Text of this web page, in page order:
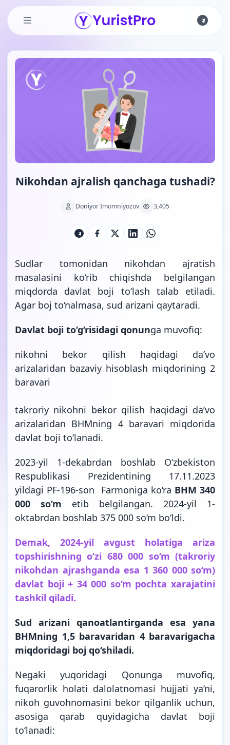
Skip to main content
Nikohdan ajralish qanchaga tushadi?
Doniyor Imomniyozov 3,405
Sudlar tomonidan nikohdan ajratish
masalasini ko‘rib chiqishda belgilangan
miqdorda davlat boji to‘lash talab etiladi.
Agar boj to‘nalmasa, sud arizani qaytaradi.
Davlat boji to‘g‘risidagi qonunga muvofiq:
nikohni bekor qilish haqidagi da’vo
arizalaridan bazaviy hisoblash miqdorining 2
baravari
takroriy nikohni bekor qilish haqidagi da’vo
arizalaridan BHMning 4 baravari miqdorida
davlat boji to‘lanadi.
2023-yil 1-dekabrdan boshlab O‘zbekiston
Respublikasi Prezidentining 17.11.2023
yildagi PF-196-son Farmoniga ko‘ra BHM 340
000 so‘m etib belgilangan. 2024-yil 1-
oktabrdan boshlab 375 000 so‘m bo‘ldi.
Demak, 2024-yil avgust holatiga ariza
topshirishning o‘zi 680 000 so‘m (takroriy
nikohdan ajrashganda esa 1 360 000 so‘m)
davlat boji + 34 000 so‘m pochta xarajatini
tashkil qiladi.
Sud arizani qanoatlantirganda esa yana
BHMning 1,5 baravaridan 4 baravarigacha
miqdoridagi boj qo‘shiladi.
Negaki yuqoridagi Qonunga muvofiq,
fuqarorlik holati dalolatnomasi hujjati ya’ni,
nikoh guvohnomasini bekor qilganlik uchun,
asosiga qarab quyidagicha davlat boji
to‘lanadi: